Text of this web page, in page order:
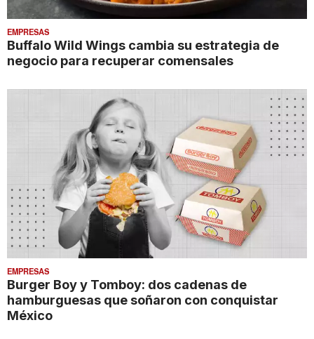
EMPRESAS
Buffalo Wild Wings cambia su estrategia de
negocio para recuperar comensales
EMPRESAS
Burger Boy y Tomboy: dos cadenas de
hamburguesas que soñaron con conquistar
México